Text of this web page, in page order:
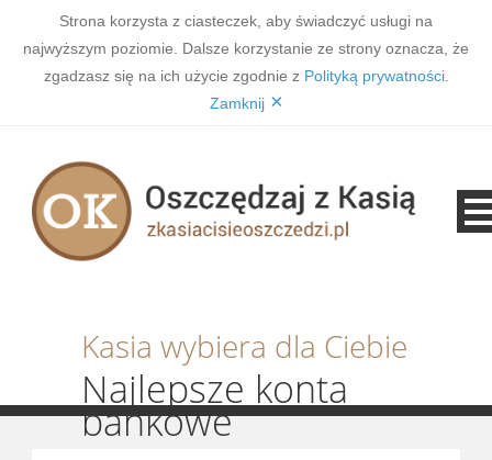
Strona korzysta z ciasteczek, aby świadczyć usługi na
najwyższym poziomie. Dalsze korzystanie ze strony oznacza, że
zgadzasz się na ich użycie zgodnie z Polityką prywatności.
Zamknij ×
Kasia wybiera dla Ciebie
Najlepsze konta
bankowe